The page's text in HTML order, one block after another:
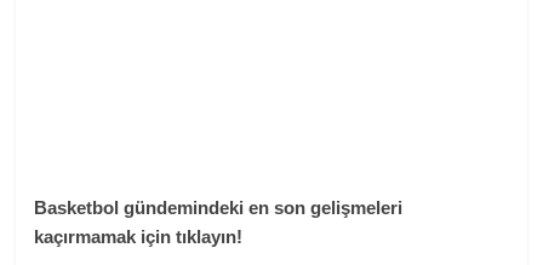
Basketbol gündemindeki en son gelişmeleri
kaçırmamak için tıklayın!